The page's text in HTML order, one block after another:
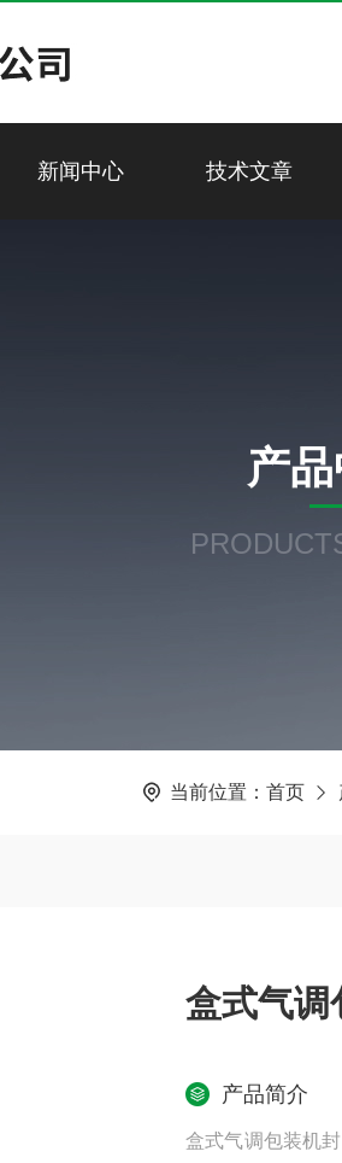
新闻中心 技术文章
产
当前位置： 首页
盒式气调
产品简介
盒式气调包装机